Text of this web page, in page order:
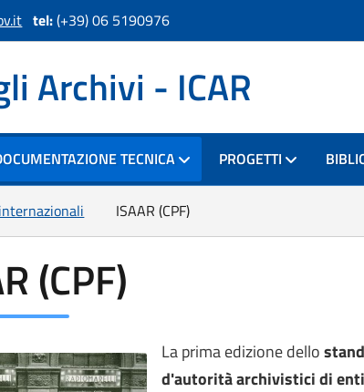
tel:(+39) 06 5190976
Archivi - ICAR
TECNICA PROGETTI
ISAAR (CPF)
(CPF)
La prima edizione dellos
d'autorità archivistici di